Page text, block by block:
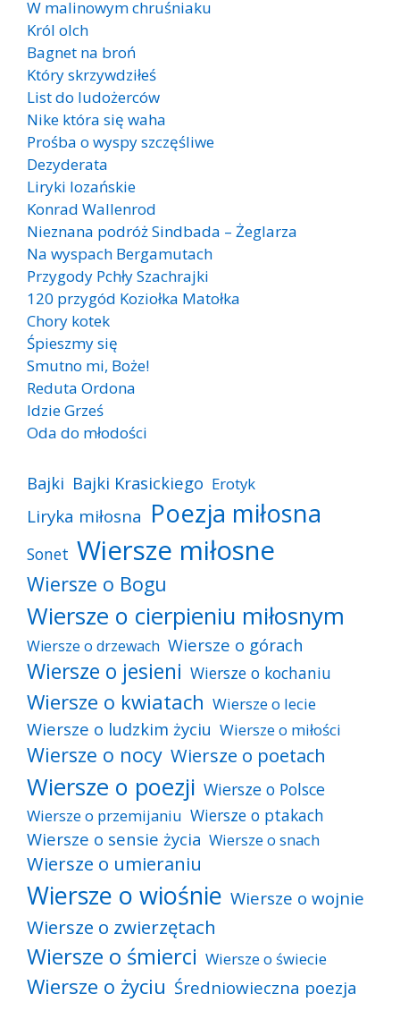
W malinowym chruśniaku
Król olch
Bagnet na broń
Który skrzywdziłeś
List do ludożerców
Nike która się waha
Prośba o wyspy szczęśliwe
Dezyderata
Liryki lozańskie
Konrad Wallenrod
Nieznana podróż Sindbada – Żeglarza
Na wyspach Bergamutach
Przygody Pchły Szachrajki
120 przygód Koziołka Matołka
Chory kotek
Śpieszmy się
Smutno mi, Boże!
Reduta Ordona
Idzie Grześ
Oda do młodości
Bajki Bajki Krasickiego Erotyk
Liryka miłosna Poezja miłosna
Sonet Wiersze miłosne
Wiersze o Bogu
Wiersze o cierpieniu miłosnym
Wiersze o drzewach Wiersze o górach
Wiersze o jesieni Wiersze o kochaniu
Wiersze o kwiatach Wiersze o lecie
Wiersze o ludzkim życiu Wiersze o miłości
Wiersze o nocy Wiersze o poetach
Wiersze o poezji Wiersze o Polsce
Wiersze o przemijaniu Wiersze o ptakach
Wiersze o sensie życia Wiersze o snach
Wiersze o umieraniu
Wiersze o wiośnie Wiersze o wojnie
Wiersze o zwierzętach
Wiersze o śmierci Wiersze o świecie
Wiersze o życiu Średniowieczna poezja